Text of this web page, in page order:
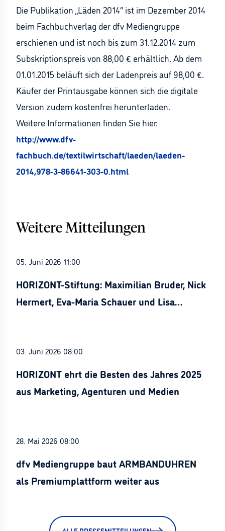
Die Publikation „Läden 2014“ ist im Dezember 2014
beim Fachbuchverlag der dfv Mediengruppe
erschienen und ist noch bis zum 31.12.2014 zum
Subskriptionspreis von 88,00 € erhältlich. Ab dem
01.01.2015 beläuft sich der Ladenpreis auf 98,00 €.
Käufer der Printausgabe können sich die digitale
Version zudem kostenfrei herunterladen.
Weitere Informationen finden Sie hier:
http://www.dfv-
fachbuch.de/textilwirtschaft/laeden/laeden-
2014,978-3-86641-303-0.html
Weitere Mitteilungen
05. Juni 2026 11:00
HORIZONT-Stiftung: Maximilian Bruder, Nick
Hermert, Eva-Maria Schauer und Lisa
03. Juni 2026 08:00
HORIZONT ehrt die Besten des Jahres 2025
aus Marketing, Agenturen und Medien
28. Mai 2026 08:00
dfv Mediengruppe baut ARMBANDUHREN
als Premiumplattform weiter aus